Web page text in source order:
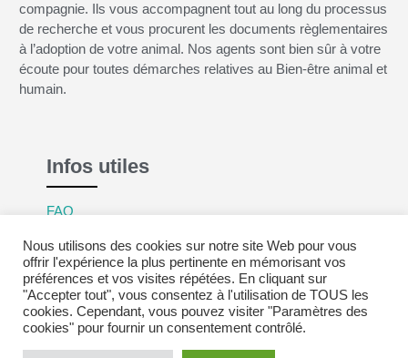
compagnie. Ils vous accompagnent tout au long du processus
de recherche et vous procurent les documents règlementaires
à l’adoption de votre animal. Nos agents sont bien sûr à votre
écoute pour toutes démarches relatives au Bien-être animal et
humain.
Infos utiles
FAQ
Politique de confidentialité
CGV
Nous utilisons des cookies sur notre site Web pour vous
offrir l'expérience la plus pertinente en mémorisant vos
préférences et vos visites répétées. En cliquant sur
"Accepter tout", vous consentez à l'utilisation de TOUS les
cookies. Cependant, vous pouvez visiter "Paramètres des
cookies" pour fournir un consentement contrôlé.